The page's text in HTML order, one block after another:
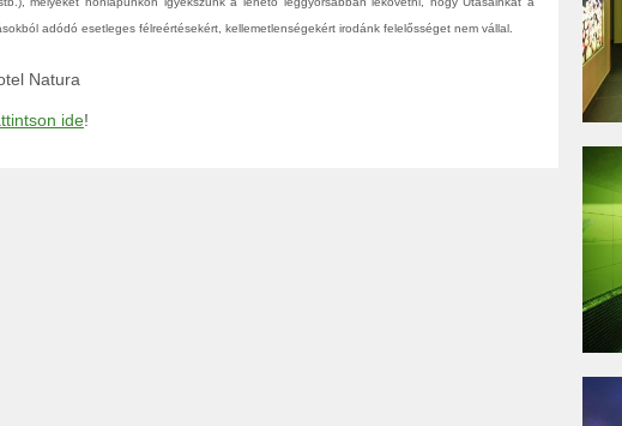
adódó esetleges félreértésekért, kellemetlenségekért irodánk felelősséget nem vállal.
Natura
ide!